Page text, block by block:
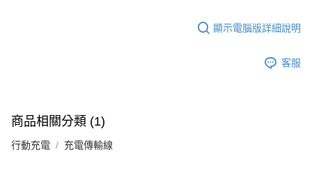
顯示電腦版詳細說明
客服
商品相關分類 (1)
行動充電 充電傳輸線